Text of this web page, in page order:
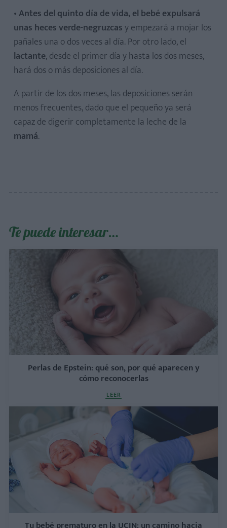
•Antes del quinto día de vida, el bebéexpulsará
unas heces verde-negruzcasy empezará a mojar los
pañales una o dos veces al día. Por otro lado, el
lactante, desde el primer día y hasta los dos meses,
hará dos o más deposiciones al día.
A partir de los dos meses, las deposiciones serán
menos frecuentes, dado que el pequeño ya será
capaz de digerir completamente la leche de la
mamá.
Te puede interesar…
Perlas de Epstein: qué son, por qué aparecen y
cómo reconocerlas
LEER